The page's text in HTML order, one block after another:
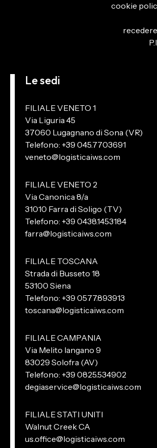
cookie
Le sedi
FILIALE VENETO 1
Via Liguria 45
37060 Lugagnano di Sona (VR)
Telefono: +39 045.7703691
veneto@logisticaiws.com
FILIALE VENETO 2
Via Canonica 8/a
31010 Farra di Soligo (TV)
Telefono: +39 0438.1453184
farra@logisticaiws.com
FILIALE TOSCANA
Strada di Busseto 18
53100 Siena
Telefono: +39 0577.893913
toscana@logisticaiws.com
FILIALE CAMPANIA
Via Melito Iangano 9
83029 Solofra (AV)
Telefono: +39 0825.534902
degiaservice@logisticaiws.com
FILIALE STATI UNITI
Walnut Creek CA
us.office@logisticaiws.com